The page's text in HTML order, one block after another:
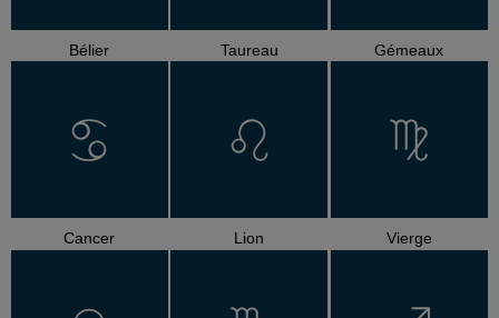
Bélier Taureau Gémeaux
Cancer Lion Vierge